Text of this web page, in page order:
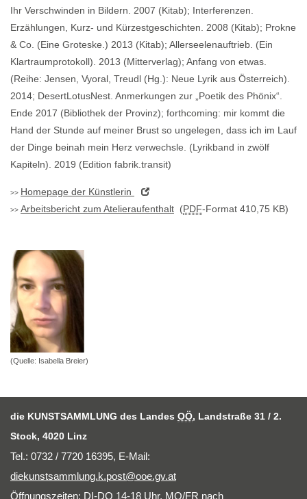
Ihr Verschwinden in Bildern. 2007 (Kitab); Interferenzen.
Erzählungen, Kurz- und Kürzestgeschichten. 2008 (Kitab); Prokne
& Co. (Eine Groteske.) 2013 (Kitab); Allerseelenauftrieb. (Ein
Klartraumprotokoll). 2013 (Mitterverlag); Anfang von etwas.
(Reihe: Jensen, Vyoral, Treudl (Hg.): Neue Lyrik aus Österreich).
2014; DesertLotusNest. Anmerkungen zur „Poetik des Phönix“.
Ende 2017 (Bibliothek der Provinz); forthcoming: mir kommt die
Hand der Stunde auf meiner Brust so ungelegen, dass ich im Lauf
der Dinge beinah mein Herz verwechsle. (Lyrikband in zwölf
Kapiteln). 2019 (Edition fabrik.transit)
Homepage der Künstlerin
Arbeitsbericht zum Atelieraufenthalt (PDF-Format 410,75 KB)
(Quelle: Isabella Breier)
die KUNSTSAMMLUNG des Landes OÖ, Landstraße 31 / 2.
Stock, 4020 Linz
Tel.: 0732 / 7720 16395, E-Mail:
diekunstsammlung.k.post@ooe.gv.at
Öffnungszeiten: DI-DO 14-18 Uhr, MO/FR nach